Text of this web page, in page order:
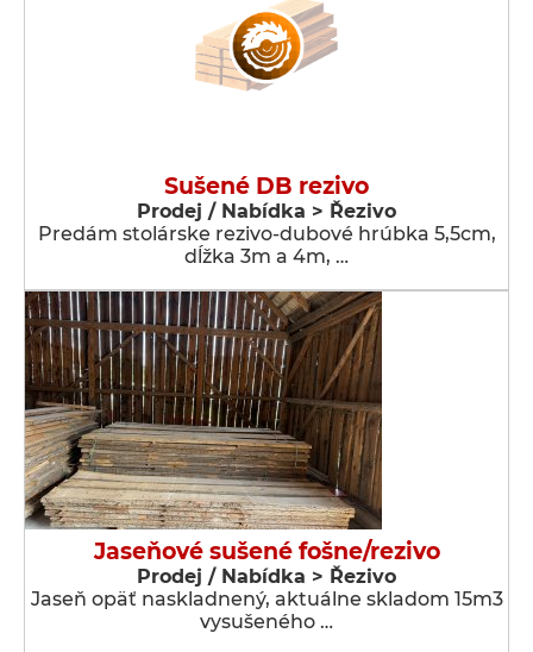
Sušené DB rezivo
Prodej / Nabídka > Řezivo
Predám stolárske rezivo-dubové hrúbka 5,5cm,
dĺžka 3m a 4m, …
Jaseňové sušené fošne/rezivo
Prodej / Nabídka > Řezivo
Jaseň opäť naskladnený, aktuálne skladom 15m3
vysušeného …